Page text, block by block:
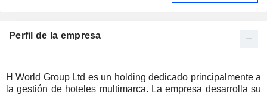
Perfil de la empresa
H World Group Ltd es un holding dedicado principalmente a
la gestión de hoteles multimarca. La empresa desarrolla su